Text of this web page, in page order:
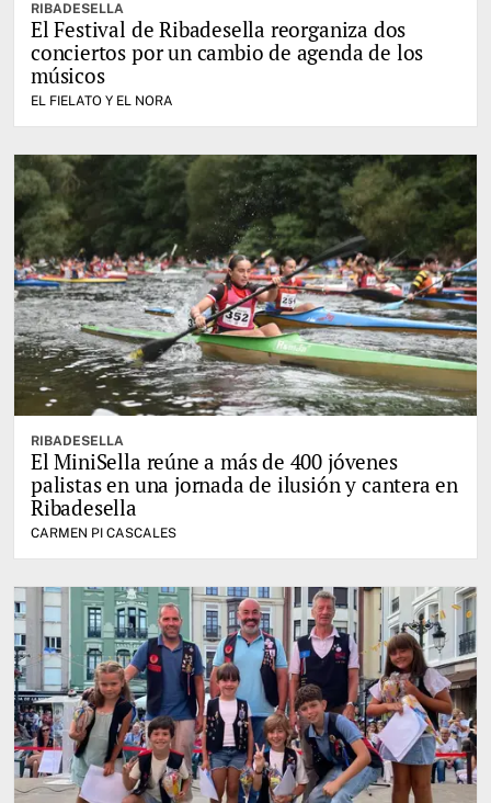
RIBADESELLA
El Festival de Ribadesella reorganiza dos
conciertos por un cambio de agenda de los
músicos
EL FIELATO Y EL NORA
RIBADESELLA
El MiniSella reúne a más de 400 jóvenes
palistas en una jornada de ilusión y cantera en
Ribadesella
CARMEN PI CASCALES